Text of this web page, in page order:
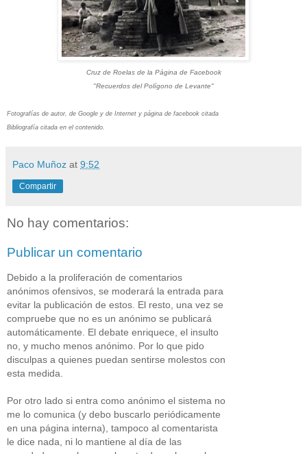
Cruz de Roelas de la Página de Facebook
"Recuerdos del Polígono de Levante"
Fotografías de autor, de Google y de Internet y página de facebook citada
Bibliografía citada en el contenido.
Paco Muñoz at 9:52
Compartir
No hay comentarios:
Publicar un comentario
Debido a la proliferación de comentarios
anónimos ofensivos, se moderará la entrada para
evitar la publicación de estos. El resto, una vez se
compruebe que no es un anónimo se publicará
automáticamente. El debate enriquece, el insulto
no, y mucho menos anónimo. Por lo que pido
disculpas a quienes puedan sentirse molestos con
esta medida.
Por otro lado si entra como anónimo el sistema no
me lo comunica (y debo buscarlo periódicamente
en una página interna), tampoco al comentarista
le dice nada, ni lo mantiene al día de las